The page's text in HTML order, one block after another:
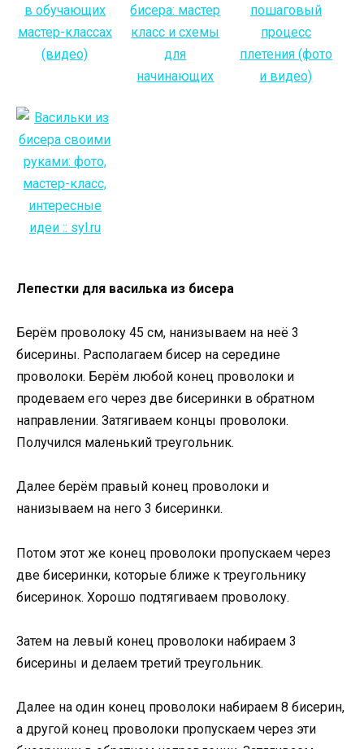
Лепестки для василька из бисера
Берём проволоку 45 см, нанизываем на неё 3
бисерины. Располагаем бисер на середине
проволоки. Берём любой конец проволоки и
продеваем его через две бисеринки в обратном
направлении. Затягиваем концы проволоки.
Получился маленький треугольник.
Далее берём правый конец проволоки и
нанизываем на него 3 бисеринки.
Потом этот же конец проволоки пропускаем через
две бисеринки, которые ближе к треугольнику
бисеринок. Хорошо подтягиваем проволоку.
Затем на левый конец проволоки набираем 3
бисерины и делаем третий треугольник.
Далее на один конец проволоки набираем 8 бисерин,
а другой конец проволоки пропускаем через эти